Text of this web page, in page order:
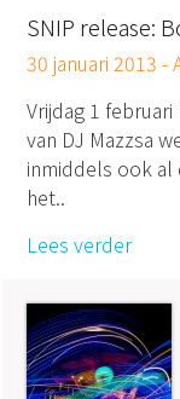
SNIP release:
30 januari 2013 -
Vrijdag 1
van DJ Mazzsa
inmiddels ook
het..
Lees verder